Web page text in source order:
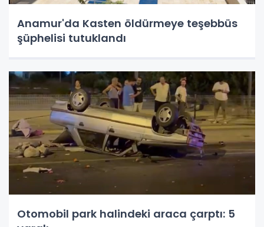
Anamur'da Kasten öldürmeye teşebbüs
şüphelisi tutuklandı
Otomobil park halindeki araca çarptı: 5